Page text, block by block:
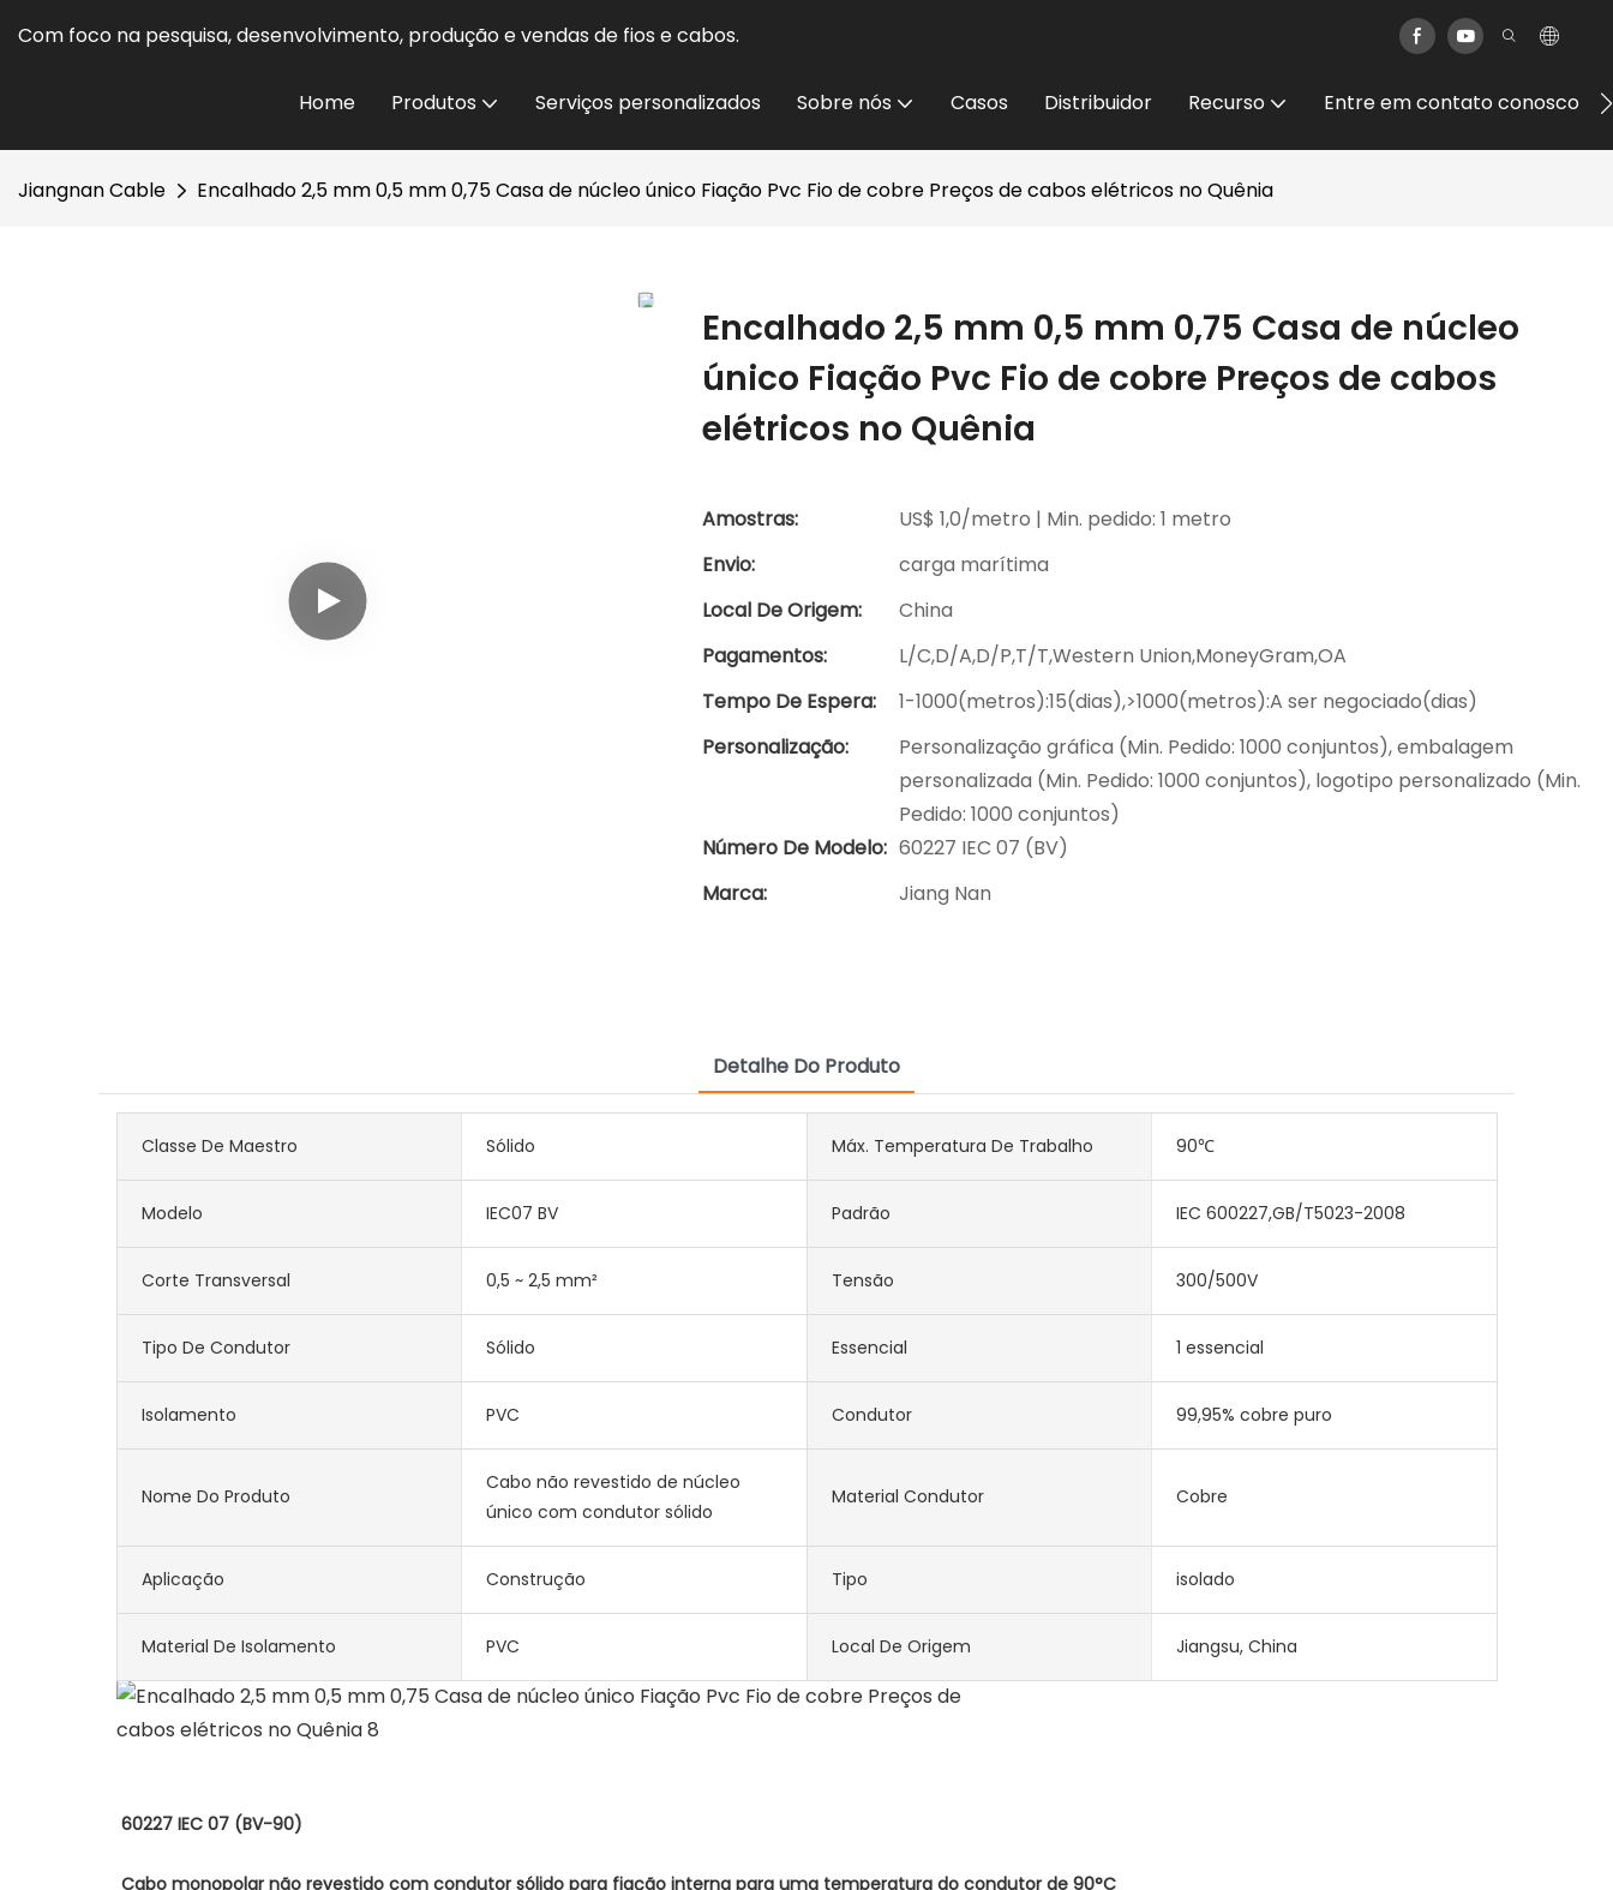
Com foco na pesquisa, desenvolvimento, produção e vendas de fios e cabos.
Home Produtos Serviços personalizados Sobre nós Casos Distribuidor Recurso Entre em contato conosco
Jiangnan Cable Encalhado 2,5 mm 0,5 mm 0,75 Casa de núcleo único Fiação Pvc Fio de cobre Preços de cabos elétricos no Quênia
Encalhado 2,5 mm 0,5 mm 0,75 Casa de núcleo
único Fiação Pvc Fio de cobre Preços de cabos
elétricos no Quênia
Amostras:
US$ 1,0/metro | Min. pedido: 1 metro
Envio:
carga marítima
Local De Origem:
China
Pagamentos:
L/C,D/A,D/P,T/T,Western Union,MoneyGram,OA
Tempo De Espera:
1-1000(metros):15(dias),>1000(metros):A ser negociado(dias)
Personalização:
Personalização gráfica (Min. Pedido: 1000 conjuntos), embalagem
personalizada (Min. Pedido: 1000 conjuntos), logotipo personalizado (Min.
Pedido: 1000 conjuntos)
Número De Modelo: 60227 IEC 07 (BV)
Marca:
Jiang Nan
Detalhe Do Produto
Classe De Maestro Sólido Máx. Temperatura De Trabalho 90℃
Modelo IEC07 BV Padrão IEC 600227,GB/T5023-2008
Corte Transversal 0,5 ~ 2,5 mm² Tensão 300/500V
Tipo De Condutor Sólido Essencial 1 essencial
Isolamento PVC Condutor 99,95% cobre puro
Nome Do Produto
Cabo não revestido de núcleo
único com condutor sólido
Material Condutor Cobre
Aplicação Construção Tipo isolado
Material De Isolamento PVC Local De Origem Jiangsu, China